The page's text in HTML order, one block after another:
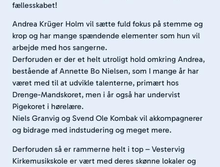
fællesskabet!
Andrea Krüger Holm vil sætte fuld fokus på stemme og
krop og har mange spændende elementer som hun vil
arbejde med hos sangerne.
Derforuden er der et helt utroligt hold omkring Andrea,
bestående af Annette Bo Nielsen, som I mange år har
været med til at udvikle talenterne, primært hos
Drenge-Mandskoret, men i år også har undervist
Pigekoret i hørelære.
Niels Granvig og Svend Ole Kombak vil akkompagnerer
og bidrage med indstudering og meget mere.
Derforuden så er rammerne helt i top – Vestervig
Kirkemusikskole er vært med deres skønne lokaler og